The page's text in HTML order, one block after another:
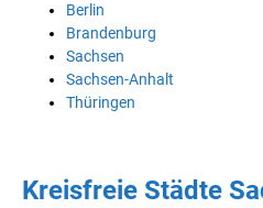
Berlin
Brandenburg
Sachsen
Sachsen-Anhalt
Thüringen
Kreisfreie Städte